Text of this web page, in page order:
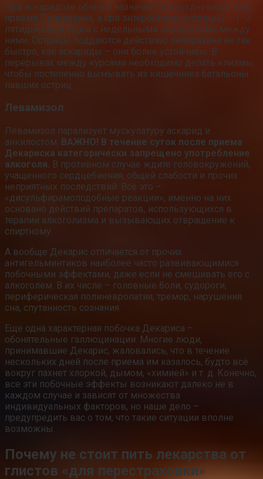
При аскаридозе обычно назначается двухдневный курс
приема Пиперазина, а при энтеробиозе (острицы) – 1–3
пятидневных курса с недельными перерывами между
ними. Острицы поддаются действию пиперазина не так
быстро, как аскариды – они более устойчивы. В
перерывах между курсами необходимо делать клизмы,
чтобы постепенно вымывать из кишечника батальоны
павших остриц.
Левамизол
Левамизол парализует мускулатуру аскарид и
анкилостом. ВАЖНО! В течение суток после приема
Декариска категорически запрещено употребление
алкоголя. В противном случае ждите головокружений,
учащенного сердцебиения, общей слабости и прочих
неприятных последствий. Всё это –
«дисульфирамоподобные реакции», именно на них
основано действий препаратов, использующихся в
терапии алкоголизма и вызывающих отвращение к
спиртному.
А вообще Декарис отличается от прочих
антигельминтиков наиболее часто развивающимися
побочными эффектами, даже если не смешивать его с
алкоголем. В их числе – головные боли, судороги,
периферическая полиневропатия, тремор, нарушения
сна, спутанность сознания.
Еще одна характерная побочка Декариса –
обонятельные галлюцинации. Многие люди,
принимавшие Декарис, жаловались, что в течение
нескольких дней после приема им казалось, будто всё
вокруг пахнет хлоркой, дымом, «химией» и т. д. Конечно,
все эти побочные эффекты возникают далеко не в
каждом случае и зависят от множества
индивидуальных факторов, но наше дело –
предупредить вас о том, что такие ситуации вполне
возможны.
Почему не стоит пить лекарства от
глистов «для перестраховки»